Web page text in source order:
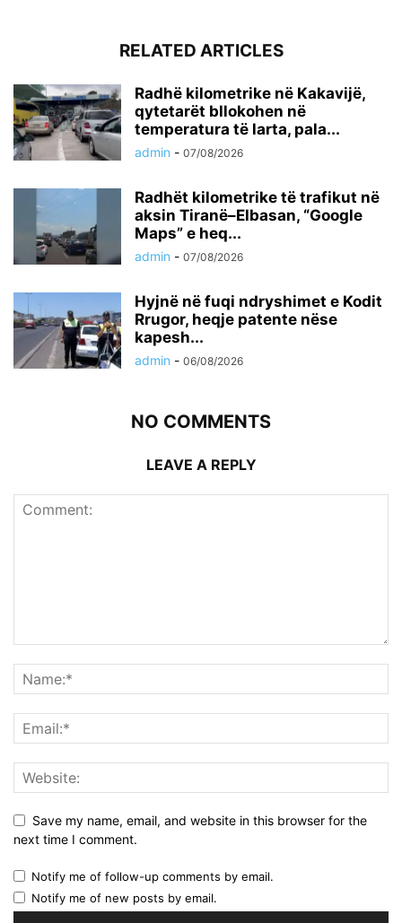
RELATED ARTICLES
Radhë kilometrike në Kakavijë,
qytetarët bllokohen në
temperatura të larta, pala...
admin - 07/08/2026
Radhët kilometrike të trafikut në
aksin Tiranë–Elbasan, “Google
Maps” e heq...
admin - 07/08/2026
Hyjnë në fuqi ndryshimet e Kodit
Rrugor, heqje patente nëse
kapesh...
admin - 06/08/2026
NO COMMENTS
LEAVE A REPLY
Save my name, email, and website in this browser for the
next time I comment.
Notify me of follow-up comments by email.
Notify me of new posts by email.